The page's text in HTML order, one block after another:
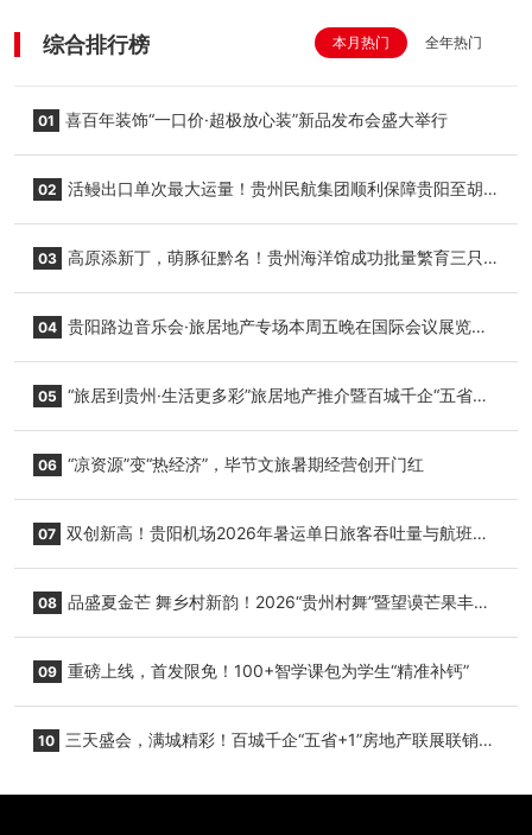
综合排行榜 本月热门 全年热门
01 喜百年装饰“一口价·超极放心装”新品发布会盛大举行
02 活鳗出口单次最大运量！贵州民航集团顺利保障贵阳至胡
03 高原添新丁，萌豚征黔名！贵州海洋馆成功批量繁育三只
04 贵阳路边音乐会·旅居地产专场本周五晚在国际会议展览中
05 “旅居到贵州·生活更多彩”旅居地产推介暨百城千企“五省
06 “凉资源”变“热经济”，毕节文旅暑期经营创开门红
07 双创新高！贵阳机场2026年暑运单日旅客吞吐量与航班起
08 品盛夏金芒 舞乡村新韵！2026“贵州村舞”暨望谟芒果丰收
09 重磅上线，首发限免！100+智学课包为学生“精准补钙”
10 三天盛会，满城精彩！百城千企“五省+1”房地产联展联销活